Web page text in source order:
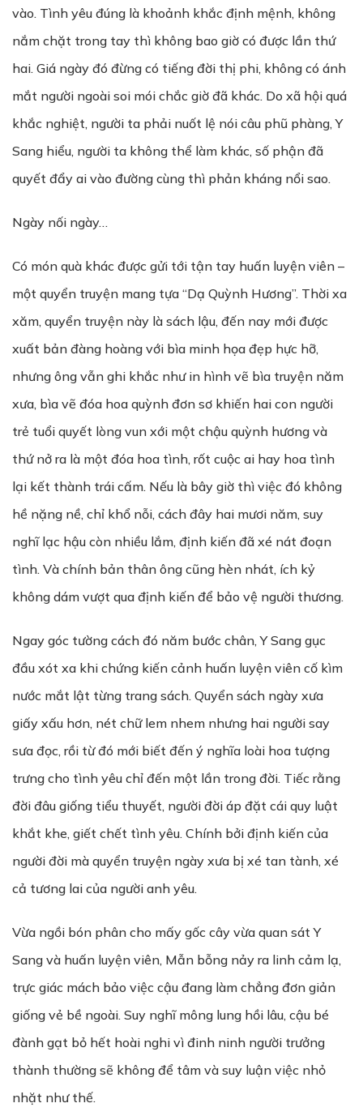
vào. Tình yêu đúng là khoảnh khắc định mệnh, không
nắm chặt trong tay thì không bao giờ có được lần thứ
hai. Giá ngày đó đừng có tiếng đời thị phi, không có ánh
mắt người ngoài soi mói chắc giờ đã khác. Do xã hội quá
khắc nghiệt, người ta phải nuốt lệ nói câu phũ phàng, Y
Sang hiểu, người ta không thể làm khác, số phận đã
quyết đẩy ai vào đường cùng thì phản kháng nổi sao.
Ngày nối ngày…
Có món quà khác được gửi tới tận tay huấn luyện viên –
một quyển truyện mang tựa “Dạ Quỳnh Hương”. Thời xa
xăm, quyển truyện này là sách lậu, đến nay mới được
xuất bản đàng hoàng với bìa minh họa đẹp hực hỡ,
nhưng ông vẫn ghi khắc như in hình vẽ bìa truyện năm
xưa, bìa vẽ đóa hoa quỳnh đơn sơ khiến hai con người
trẻ tuổi quyết lòng vun xới một chậu quỳnh hương và
thứ nở ra là một đóa hoa tình, rốt cuộc ai hay hoa tình
lại kết thành trái cấm. Nếu là bây giờ thì việc đó không
hề nặng nề, chỉ khổ nỗi, cách đây hai mươi năm, suy
nghĩ lạc hậu còn nhiều lắm, định kiến đã xé nát đoạn
tình. Và chính bản thân ông cũng hèn nhát, ích kỷ
không dám vượt qua định kiến để bảo vệ người thương.
Ngay góc tường cách đó năm bước chân, Y Sang gục
đầu xót xa khi chứng kiến cảnh huấn luyện viên cố kìm
nước mắt lật từng trang sách. Quyển sách ngày xưa
giấy xấu hơn, nét chữ lem nhem nhưng hai người say
sưa đọc, rồi từ đó mới biết đến ý nghĩa loài hoa tượng
trưng cho tình yêu chỉ đến một lần trong đời. Tiếc rằng
đời đâu giống tiểu thuyết, người đời áp đặt cái quy luật
khắt khe, giết chết tình yêu. Chính bởi định kiến của
người đời mà quyển truyện ngày xưa bị xé tan tành, xé
cả tương lai của người anh yêu.
Vừa ngồi bón phân cho mấy gốc cây vừa quan sát Y
Sang và huấn luyện viên, Mẫn bỗng nảy ra linh cảm lạ,
trực giác mách bảo việc cậu đang làm chẳng đơn giản
giống vẻ bề ngoài. Suy nghĩ mông lung hồi lâu, cậu bé
đành gạt bỏ hết hoài nghi vì đinh ninh người trưởng
thành thường sẽ không để tâm và suy luận việc nhỏ
nhặt như thế.